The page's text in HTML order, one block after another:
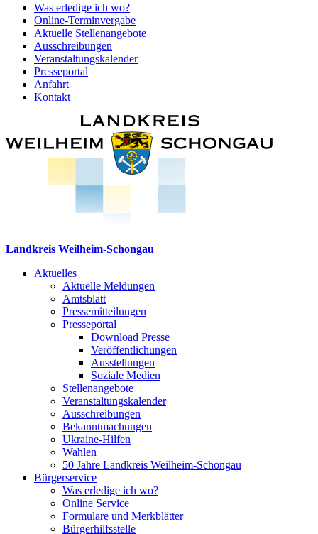
Was erledige ich wo?
Online-Terminvergabe
Aktuelle Stellenangebote
Ausschreibungen
Veranstaltungskalender
Presseportal
Anfahrt
Kontakt
Landkreis Weilheim-Schongau
Aktuelles
Aktuelle Meldungen
Amtsblatt
Pressemitteilungen
Presseportal
Download Presse
Veröffentlichungen
Ausstellungen
Soziale Medien
Stellenangebote
Veranstaltungskalender
Ausschreibungen
Bekanntmachungen
Ukraine-Hilfen
Wahlen
50 Jahre Landkreis Weilheim-Schongau
Bürgerservice
Was erledige ich wo?
Online Service
Formulare und Merkblätter
Bürgerhilfsstelle